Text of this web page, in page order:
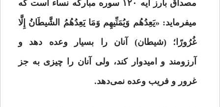
مصداق بارز آیه ۱۲۰ سوره مبارکه نساء است که
میفرماید: «یَعِدُهُم وَیُمَنِّیهِم وَمَا یَعِدُهُمُ الشَّیطَانُ إِلَّا
غُرُورًا؛ (شیطان) آنان را بسیار وعده دهد و
آرزومند و امیدوار کند، ولی آنان را چیزی به جز
غرور و فریب وعده نمی‌دهد.